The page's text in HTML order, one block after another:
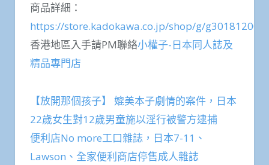
商品詳細：
https://store.kadokawa.co.jp/shop/g/
香港地區入手請PM聯絡小權子-日本同人誌及
精品專門店
【放開那個孩子】 媲美本子劇情的案件，日本
22歲女生對12歲男童施以淫行被警方逮捕
便利店No more工口雜誌，日本7-11、
Lawson、全家便利商店停售成人雜誌